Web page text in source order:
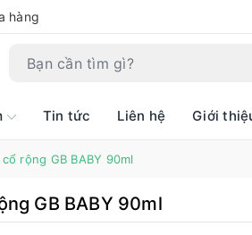
hàng
Tin tức Liên hệ Giới
rộng GB BABY 90ml
GB BABY 90ml